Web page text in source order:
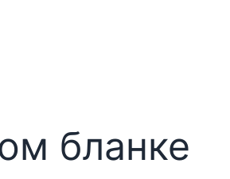
бланке